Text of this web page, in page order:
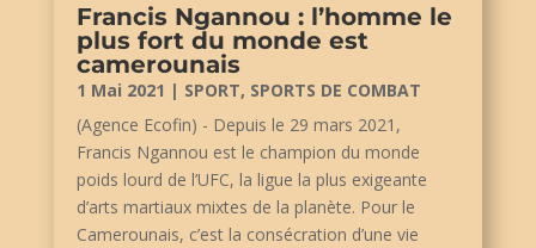
Francis Ngannou : l’homme le
plus fort du monde est
camerounais
1 Mai 2021 | SPORT, SPORTS DE COMBAT
(Agence Ecofin) - Depuis le 29 mars 2021,
Francis Ngannou est le champion du monde
poids lourd de l’UFC, la ligue la plus exigeante
d’arts martiaux mixtes de la planète. Pour le
Camerounais, c’est la consécration d’une vie